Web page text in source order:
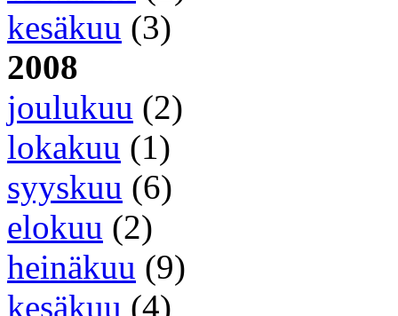
kesäkuu (3)
2008
joulukuu (2)
lokakuu (1)
syyskuu (6)
elokuu (2)
heinäkuu (9)
kesäkuu (4)